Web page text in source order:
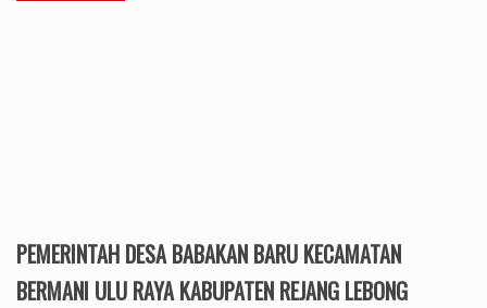
PEMERINTAH DESA BABAKAN BARU KECAMATAN
BERMANI ULU RAYA KABUPATEN REJANG LEBONG